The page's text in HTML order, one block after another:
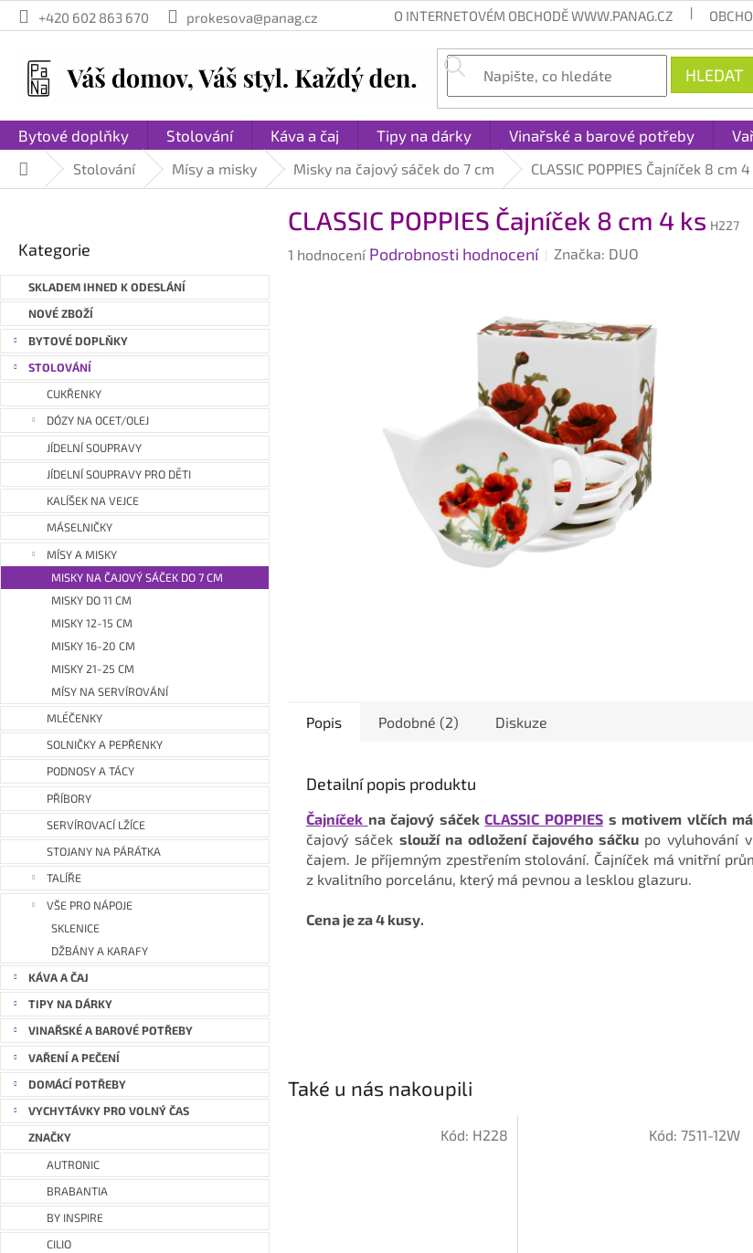
Přejít
na
+420 602 863 670 prokesova@panag.cz O INTERNETOVÉM OBCHODĚ WWW.PANAG.CZ
HLEDAT
Bytové doplňky Stolování Káva a čaj Tipy na dárky Vinařské a barové potřeby
DomůStolování Mísy a misky Misky na čajový sáček do 7 cm CLASSIC POPPIES Čajníček 8 cm
a
n
n
í
n
e
l
kategorie
Kategorie
SKLADEM IHNED K ODESLÁNÍ
NOVÉ ZBOŽÍ
BYTOVÉ DOPLŇKY
STOLOVÁNÍ
CUKŘENKY
DÓZY NA OCET/OLEJ
JÍDELNÍ SOUPRAVY
JÍDELNÍ SOUPRAVY PRO DĚTI
KALÍŠEK NA VEJCE
MÁSELNIČKY
MÍSY A MISKY
MISKY NA ČAJOVÝ SÁČEK DO 7 CM
MISKY DO 11 CM
MISKY 12-15 CM
MISKY 16-20 CM
MISKY 21-25 CM
MÍSY NA SERVÍROVÁNÍ
MLÉČENKY
SOLNIČKY A PEPŘENKY
PODNOSY A TÁCY
PŘÍBORY
SERVÍROVACÍ LŽÍCE
STOJANY NA PÁRÁTKA
TALÍŘE
VŠE PRO NÁPOJE
SKLENICE
DŽBÁNY A KARAFY
KÁVA A ČAJ
TIPY NA DÁRKY
VINAŘSKÉ A BAROVÉ POTŘEBY
VAŘENÍ A PEČENÍ
DOMÁCÍ POTŘEBY
VYCHYTÁVKY PRO VOLNÝ ČAS
ZNAČKY
AUTRONIC
BRABANTIA
BY INSPIRE
CILIO
CLASSIC POPPIES Čajníček 8 cm 4 ks H227
Průměrné
1 hodnocení Podrobnosti hodnocení Značka: DUO
Popis Podobné (2) Diskuze
Detailní popis produktu
Čajníček na čajový sáčekCLASSIC POPPIESs motivem vlčích
čajový sáček slouží na odložení čajového sáčkupo vyluhování
čajem. Je příjemným zpestřením stolování. Čajníček má vnitřní
z kvalitního porcelánu, který má pevnou a lesklou glazuru.
Cena je za 4 kusy.
Také u nás nakoupili
Kód: H228 Kód: 7511-12W